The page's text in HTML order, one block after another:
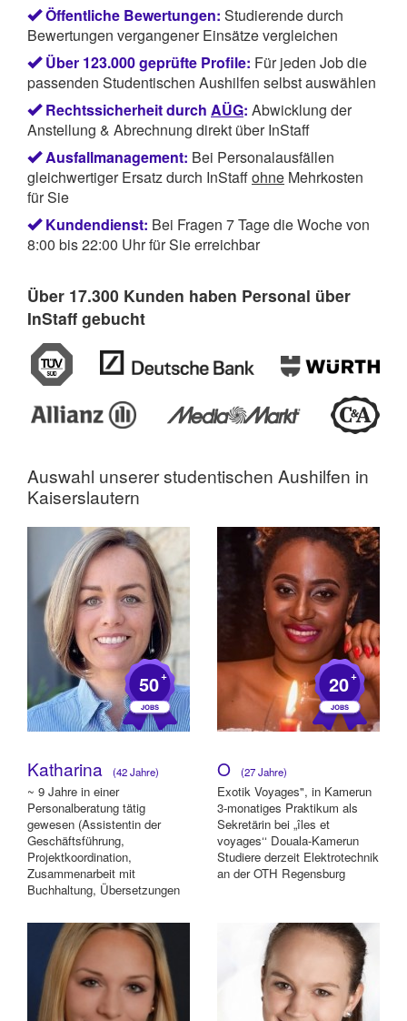
Öffentliche Bewertungen: Studierende durch
Bewertungen vergangener Einsätze vergleichen
Über 123.000 geprüfte Profile: Für jeden Job die
passenden Studentischen Aushilfen selbst auswählen
Rechtssicherheit durch AÜG: Abwicklung der
Anstellung & Abrechnung direkt über InStaff
Ausfallmanagement: Bei Personalausfällen
gleichwertiger Ersatz durch InStaffohne Mehrkosten
für Sie
Kundendienst: Bei Fragen 7 Tage die Woche von
8:00 bis 22:00 Uhr für Sie erreichbar
Über 17.300 Kunden haben Personal über
InStaff gebucht
Auswahl unsererstudentischen Aushilfen in
Kaiserslautern
50+
Katharina (42 Jahre)
~ 9 Jahre in einer
Personalberatung tätig
gewesen (Assistentin der
Geschäftsführung,
Projektkoordination,
Zusammenarbeit mit
Buchhaltung, Übersetzungen
Studium der Region...
20+
O (27 Jahre)
Exotik Voyages", in Kamerun
3-monatiges Praktikum als
Sekretärin bei „îles et
voyages‘‘ Douala-Kamerun
Studiere derzeit Elektrotechnik
an der OTH Regensburg